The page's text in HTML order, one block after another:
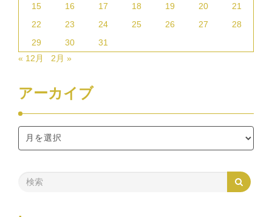
15
16 17 18 19 20
21
22
23 24 25 26 27
28
29
30
31
« 12月
2月 »
アーカイブ